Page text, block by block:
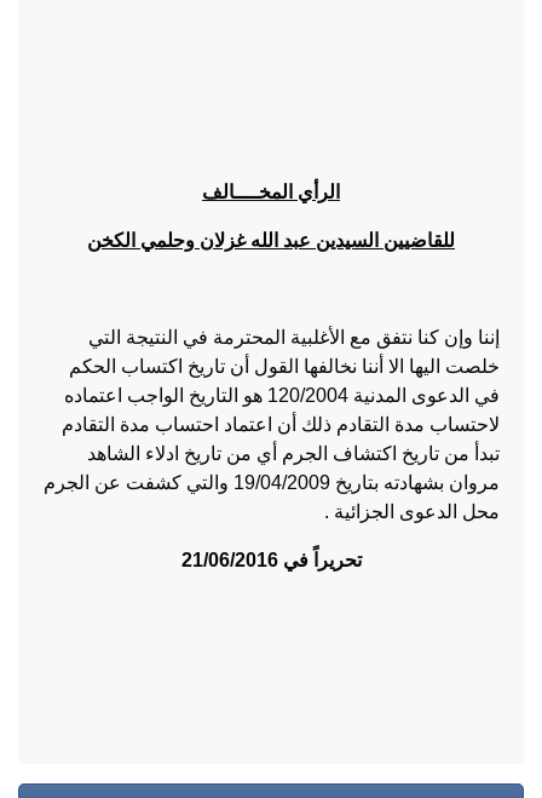
الرأي المخــــالف
للقاضيين السيدين عبد الله غزلان وحلمي الكخن
إننا وإن كنا نتفق مع الأغلبية المحترمة في النتيجة التي
خلصت اليها الا أننا نخالفها القول أن تاريخ اكتساب الحكم
في الدعوى المدنية 120/2004 هو التاريخ الواجب اعتماده
لاحتساب مدة التقادم ذلك أن اعتماد احتساب مدة التقادم
تبدأ من تاريخ اكتشاف الجرم أي من تاريخ ادلاء الشاهد
مروان بشهادته بتاريخ 19/04/2009 والتي كشفت عن الجرم
محل الدعوى الجزائية .
تحريراً في 21/06/2016